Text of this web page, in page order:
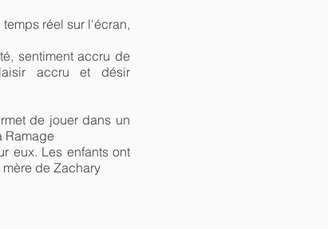
réel sur l'écran,
sentiment accru de
accru et désir
de jouer dans un
Ramage
eux. Les enfants ont
de Zachary